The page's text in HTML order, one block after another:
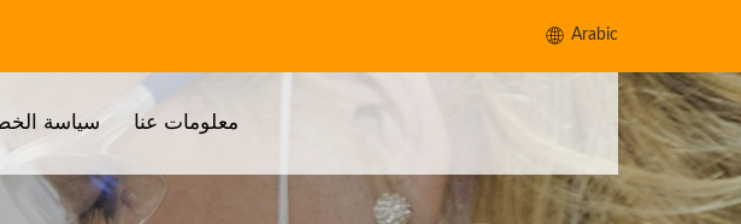
Arabic
سياسة معلومات عنا